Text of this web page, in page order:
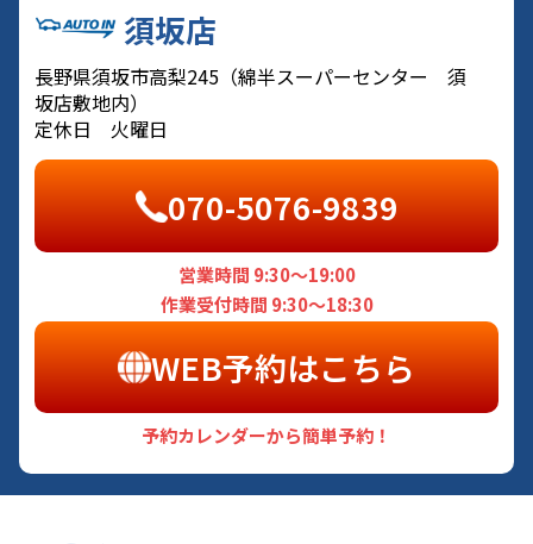
須坂店
長野県須坂市高梨245（綿半スーパーセンター 須
坂店敷地内）
定休日 火曜日
070-5076-9839
営業時間 9:30～19:00
作業受付時間 9:30～18:30
WEB予約はこちら
予約カレンダーから簡単予約！